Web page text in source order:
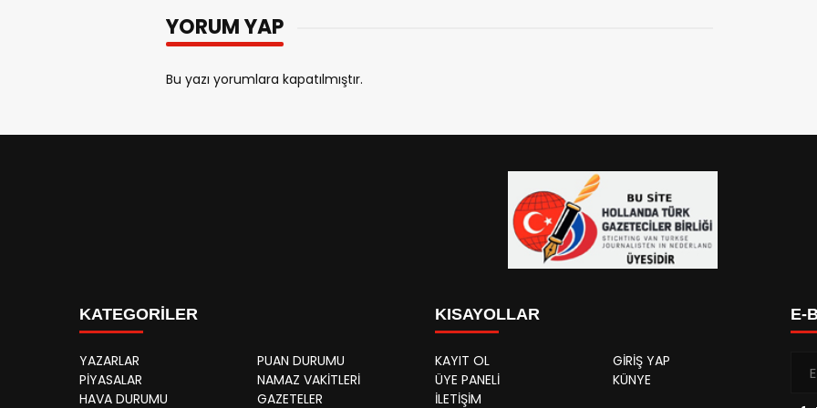
YORUM YAP
Bu yazı yorumlara kapatılmıştır.
KATEGORİLER
YAZARLAR
PUAN DURUMU
PİYASALAR
NAMAZ VAKİTLERİ
HAVA DURUMU
GAZETELER
KISAYOLLAR
KAYIT OL
GİRİŞ YAP
ÜYE PANELİ
KÜNYE
İLETİŞİM
E-